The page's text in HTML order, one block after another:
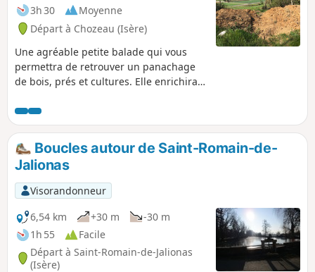
3h 30
Moyenne
Départ à Chozeau (Isère)
Une agréable petite balade qui vous
permettra de retrouver un panachage
de bois, prés et cultures. Elle enrichira
saisissant la faune installée sur l’étang
de Varnieu, situé sur ce parcours, et
l’architecture originale du château de
Bourcieu.
Boucles autour de Saint-Romain-de-
Jalionas
Visorandonneur
6,54 km
+30 m
-30 m
1h 55
Facile
Départ à Saint-Romain-de-Jalionas
(Isère)